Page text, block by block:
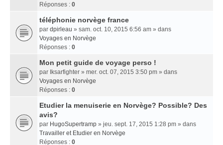
Réponses : 0
téléphonie norvège france
par dpirleau » sam. oct. 10, 2015 6:56 am » dans
Voyages en Norvège
Réponses : 0
Mon petit guide de voyage perso !
par Iksarfighter » mer. oct. 07, 2015 3:50 pm » dans
Voyages en Norvège
Réponses : 0
Etudier la menuiserie en Norvège? Possible? Des
avis?
par HugoSupertramp » jeu. sept. 17, 2015 1:28 pm » dans
Travailler et Etudier en Norvège
Réponses : 0